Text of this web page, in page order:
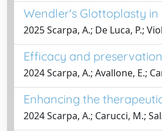
Wendler's Glottoplasty
2025 Scarpa, A.; De Luca, P.;
Efficacy and
2024 Scarpa, A.; Avallone, E.;
Enhancing the
2024 Scarpa, A.; Carucci, M.;